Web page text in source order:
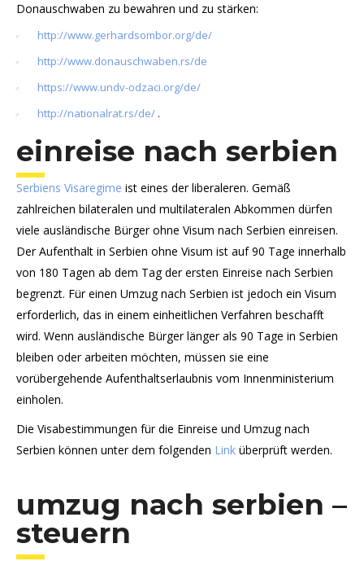
Donauschwaben zu bewahren und zu stärken:
http://www.gerhardsombor.org/de/
http://www.donauschwaben.rs/de
https://www.undv-odzaci.org/de/
http://nationalrat.rs/de/ .
einreise nach serbien
Serbiens Visaregime ist eines der liberaleren. Gemäß
zahlreichen bilateralen und multilateralen Abkommen dürfen
viele ausländische Bürger ohne Visum nach Serbien einreisen.
Der Aufenthalt in Serbien ohne Visum ist auf 90 Tage innerhalb
von 180 Tagen ab dem Tag der ersten Einreise nach Serbien
begrenzt. Für einen Umzug nach Serbien ist jedoch ein Visum
erforderlich, das in einem einheitlichen Verfahren beschafft
wird. Wenn ausländische Bürger länger als 90 Tage in Serbien
bleiben oder arbeiten möchten, müssen sie eine
vorübergehende Aufenthaltserlaubnis vom Innenministerium
einholen.
Die Visabestimmungen für die Einreise und Umzug nach
Serbien können unter dem folgenden Link überprüft werden.
umzug nach serbien –
steuern